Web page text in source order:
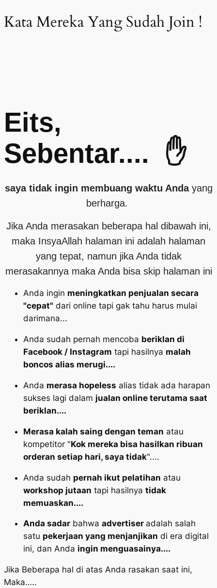
Kata Mereka Yang Sudah Join !
Eits,
Sebentar....
✋
saya tidak ingin membuang waktu Anda yang
berharga.
Jika Anda merasakan beberapa hal dibawah ini,
maka InsyaAllah halaman ini adalah halaman
yang tepat, namun jika Anda tidak
merasakannya maka Anda bisa skip halaman ini
Anda ingin meningkatkan penjualan secara
"cepat" dari online tapi gak tahu harus mulai
darimana...
Anda sudah pernah mencoba beriklan di
Facebook / Instagram tapi hasilnya malah
boncos alias merugi....
Anda merasa hopeless alias tidak ada harapan
sukses lagi dalam jualan online terutama saat
beriklan....
Merasa kalah saing dengan teman atau
kompetitor "Kok mereka bisa hasilkan ribuan
orderan setiap hari, saya tidak"....
Anda sudah pernah ikut pelatihan atau
workshop jutaan tapi hasilnya tidak
memuaskan....
Anda sadar bahwa advertiser adalah salah
satu pekerjaan yang menjanjikan di era digital
ini, dan Anda ingin menguasainya....
Jika Beberapa hal di atas Anda rasakan saat ini,
Maka…..